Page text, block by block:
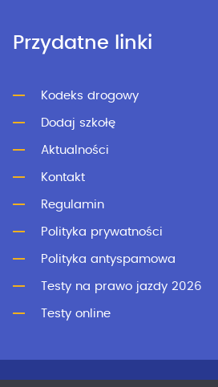
Przydatne linki
Kodeks drogowy
Dodaj szkołę
Aktualności
Kontakt
Regulamin
Polityka prywatności
Polityka antyspamowa
Testy na prawo jazdy 2026
Testy online